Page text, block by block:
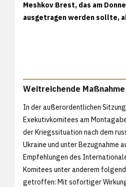
Meshkov Brest, das am
ausgetragen werden sollte,
Weitreichende Maßnahme
In der außerordentlichen Sitzung
Exekutivkomitees am
der Kriegssituation nach dem
Ukraine und unter Bezugnahme
Empfehlungen des
Komitees unter anderem
getroffen: Mit sofortiger